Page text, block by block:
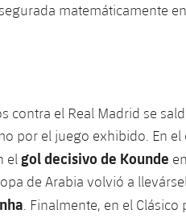
matemáticamente
contra el Real Madrid se
por el juego exhibido. En el
el gol decisivo de Kounde
de Arabia volvió a
. Finalmente, en el